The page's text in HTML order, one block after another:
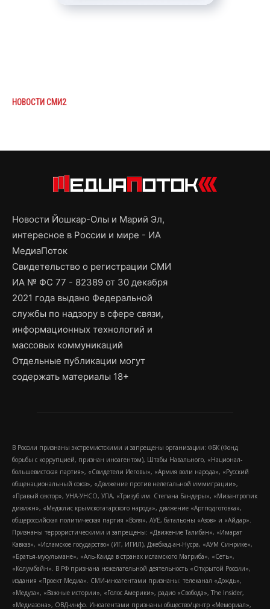
НОВОСТИ СМИ2
Новости Йошкар-Олы и Марий Эл,
интересное в России и мире - ИА
МедиаПоток
Свидетельство о регистрации СМИ
ИА № ФС 77 - 82389 от 30 декабря
2021 года выдано Федеральной
службы по надзору в сфере связи,
информационных технологий и
массовых коммуникаций
Отдельные публикации могут
содержать материалы 18+
В России признаны экстремистскими и запрещены организации: ФБК (Фонд
борьбы с коррупцией, признан иноагентом), Штабы Навального, «Национал-
большевистская партия», «Свидетели Иеговы», «Армия воли народа», «Русский
общенациональный союз», «Движение против нелегальной иммиграции»,
«Правый сектор», УНА-УНСО, УПА, «Тризуб им. Степана Бандеры», «Мизантропик
дивижн», «Меджлис крымскотатарского народа», движение «Артподготовка»,
общероссийская политическая партия «Воля», АУЕ, батальоны «Азов» и «Айдар».
Признаны террористическими и запрещены: «Движение Талибан», «Имарат
Кавказ», «Исламское государство» (ИГ, ИГИЛ), Джебхад-ан-Нусра, «АУМ Синрике»,
«Братья-мусульмане», «Аль-Каида в странах исламского Магриба», «Сеть»,
«Колумбайн». В РФ признана нежелательной деятельность «Открытой России»,
издания «Проект Медиа». СМИ-иноагентами признаны: телеканал «Дождь»,
«Медуза», «Важные истории», «Голос Америки», радио «Свобода», The Insider,
«Медиазона», ОВД-инфо. Иноагентами признаны общество/центр «Мемориал»,